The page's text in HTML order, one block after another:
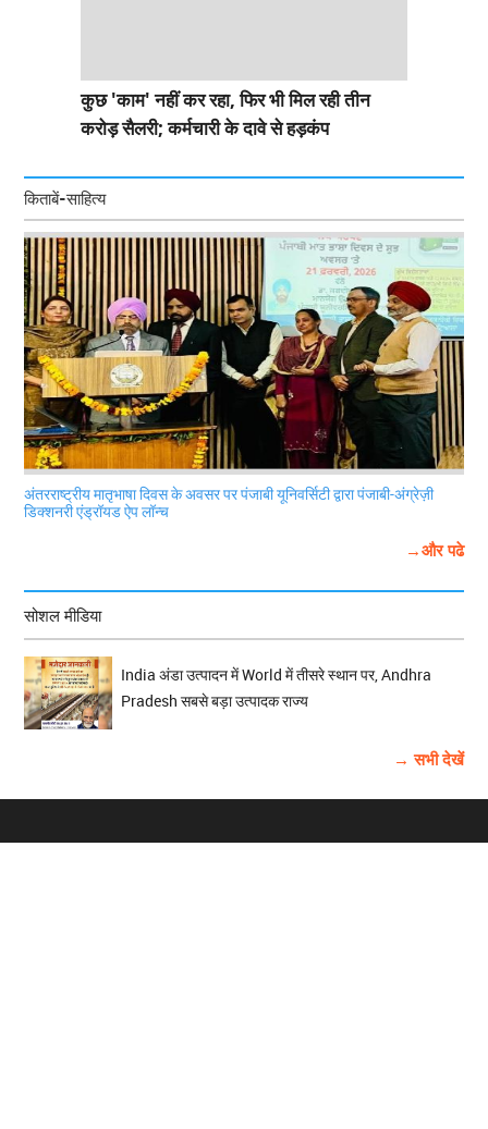
कुछ 'काम' नहीं कर रहा, फिर भी मिल रही तीन
करोड़ सैलरी; कर्मचारी के दावे से हड़कंप
किताबें-साहित्य
अंतरराष्ट्रीय मातृभाषा दिवस के अवसर पर पंजाबी यूनिवर्सिटी द्वारा पंजाबी-अंग्रेज़ी
डिक्शनरी एंड्रॉयड ऐप लॉन्च
→और पढे
सोशल मीडिया
India अंडा उत्पादन में World में तीसरे स्थान पर, Andhra
Pradesh सबसे बड़ा उत्पादक राज्य
→ सभी देखें